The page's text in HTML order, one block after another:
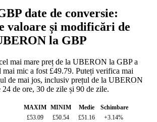
date de conversie:
valoare și modificări de
la GBP
mai mare preț de la UBERON la GBP a
mai mic a fost £49.79. Puteți verifica mai
de mai jos, inclusiv prețul de la UBERON
de ore, 30 de zile și 90 de zile.
MAXIM MINIM Medie
Schimbare
£53.09 £50.54 £51.16
+3.14%